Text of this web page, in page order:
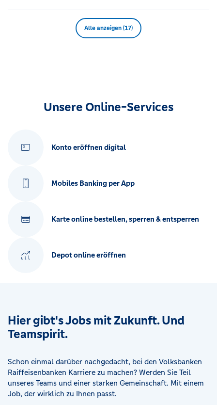
Alle anzeigen (17)
Unsere Online-Services
Konto eröffnen digital
Mobiles Banking per App
Karte online bestellen, sperren & entsperren
Depot online eröffnen
Hier gibt's Jobs mit Zukunft. Und
Teamspirit.
Schon einmal darüber nachgedacht, bei den Volksbanken
Raiffeisenbanken Karriere zu machen? Werden Sie Teil
unseres Teams und einer starken Gemeinschaft. Mit einem
Job, der wirklich zu Ihnen passt.